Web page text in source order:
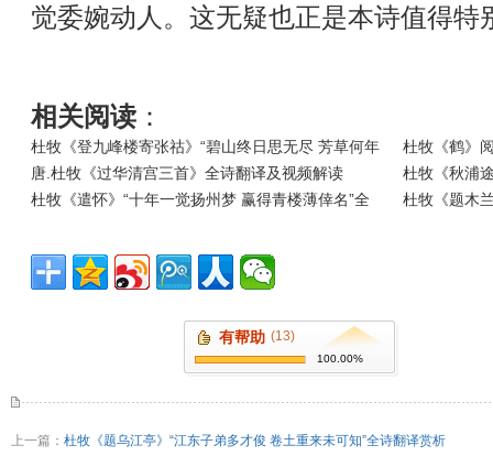
觉委婉动人。这无疑也正是本诗值得特
相关阅读 ：
杜牧《登九峰楼寄张祜》“碧山终日思无尽 芳草何年
杜牧《鹤》
唐.杜牧《过华清宫三首》全诗翻译及视频解读
杜牧《秋浦
杜牧《遣怀》“十年一觉扬州梦 赢得青楼薄倖名”全
杜牧《题木
有帮助 (13)
100.00%
上一篇： 杜牧《题乌江亭》“江东子弟多才俊 卷土重来未可知”全诗翻译赏析